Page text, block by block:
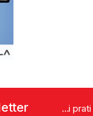
...i prati